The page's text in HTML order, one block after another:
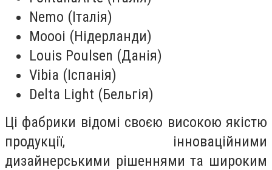
Nemo (Італія)
Moooi (Нідерланди)
Louis Poulsen (Данія)
Vibia (Іспанія)
Delta Light (Бельгія)
Ці фабрики відомі своєю високою якістю
продукції, інноваційними
дизайнерськими рішеннями та широким